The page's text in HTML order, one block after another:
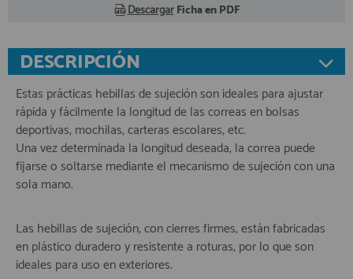
Descargar Ficha en PDF
DESCRIPCIÓN
Estas prácticas hebillas de sujeción son ideales para ajustar
rápida y fácilmente la longitud de las correas en bolsas
deportivas, mochilas, carteras escolares, etc.
Una vez determinada la longitud deseada, la correa puede
fijarse o soltarse mediante el mecanismo de sujeción con una
sola mano.
Las hebillas de sujeción, con cierres firmes, están fabricadas
en plástico duradero y resistente a roturas, por lo que son
ideales para uso en exteriores.